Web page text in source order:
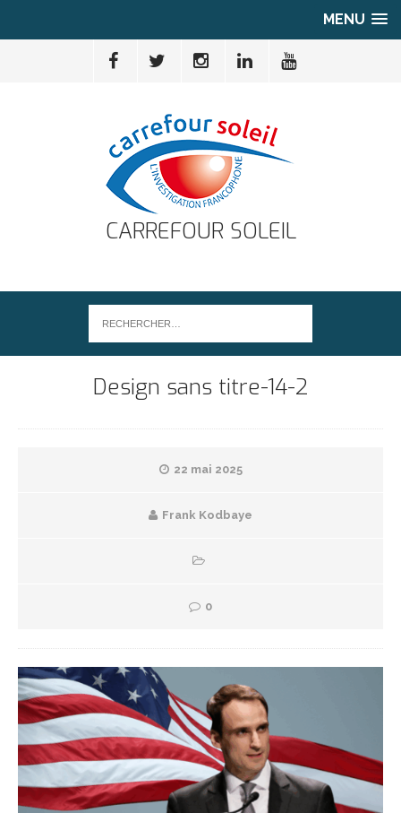
MENU
CARREFOUR SOLEIL
Design sans titre-14-2
22 mai 2025
Frank Kodbaye
0